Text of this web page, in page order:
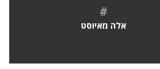
#
אלה מאיוסט